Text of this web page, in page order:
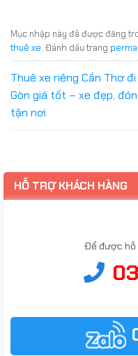
Mục nhập này đã được đăng
thuê xe. Đánh dấu trang
Thuê xe riêng Cần Thơ đi
Gòn giá tốt – xe đẹp, đón
tận nơi
HỖ TRỢ KHÁCH HÀNG
Để được